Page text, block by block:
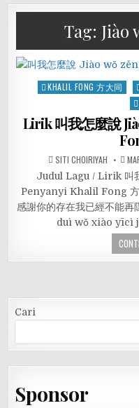
Tag: Jiào
Posted
KHALIL FONG 方大同
Lirik 叫我怎麼說
SITI CHOIRIYAH
Judul Lagu / Lirik 叫
Penyanyi Khalil Fong 方
感謝你的存在我已經不能
duì wǒ xiào yīcì
Cari
Sponsor